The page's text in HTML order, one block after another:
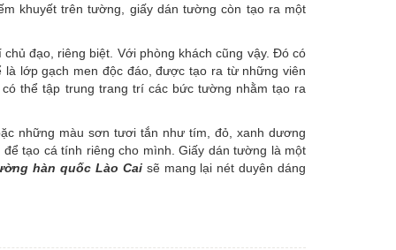
khuyết trên tường, giấy dán tường còn tạo ra một
đạo, riêng biệt. Với phòng khách cũng vậy. Đó có
lớp gạch men độc đáo, được tạo ra từ những viên
thể tập trung trang trí các bức tường nhằm tạo ra
những màu sơn tươi tắn như tím, đỏ, xanh dương
tạo cá tính riêng cho mình. Giấy dán tường là một
hàn quốc Lào Caisẽ mang lại nét duyên dáng